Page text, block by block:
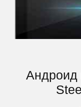
Андроид